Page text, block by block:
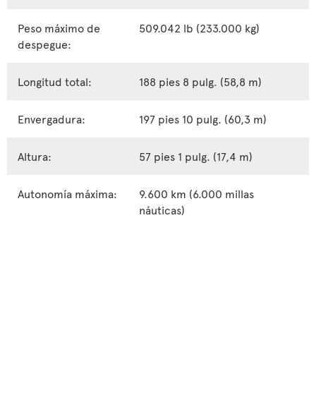
Peso máximo de
despegue:
509.042 lb (233.000 kg)
Longitud total: 188 pies 8 pulg. (58,8 m)
Envergadura: 197 pies 10 pulg. (60,3 m)
Altura: 57 pies 1 pulg. (17,4 m)
Autonomía máxima:
9.600 km (6.000 millas
náuticas)